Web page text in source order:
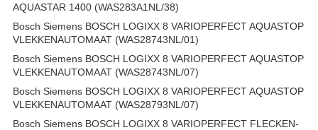
AQUASTAR 1400 (WAS283A1NL/38)
Bosch Siemens BOSCH LOGIXX 8 VARIOPERFECT AQUASTOP
VLEKKENAUTOMAAT (WAS28743NL/01)
Bosch Siemens BOSCH LOGIXX 8 VARIOPERFECT AQUASTOP
VLEKKENAUTOMAAT (WAS28743NL/07)
Bosch Siemens BOSCH LOGIXX 8 VARIOPERFECT AQUASTOP
VLEKKENAUTOMAAT (WAS28793NL/07)
Bosch Siemens BOSCH LOGIXX 8 VARIOPERFECT FLECKEN-